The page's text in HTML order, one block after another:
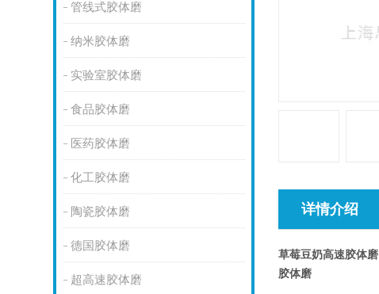
管线式胶体磨
纳米胶体磨
实验室胶体磨
食品胶体磨
医药胶体磨
化工胶体磨
陶瓷胶体磨
德国胶体磨
超高速胶体磨
详情介绍
草莓豆奶高速胶体磨
胶体磨